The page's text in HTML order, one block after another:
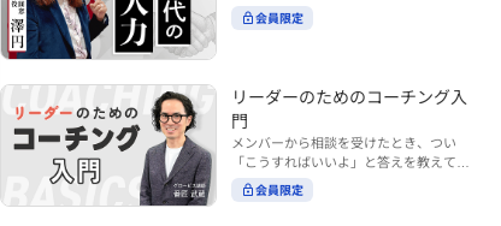
礎編（第1回〜3回）：リーダーやマネー
のリーダーシップや組織変革を中心に学
ぶコース ・機能別戦略編（第8回〜12
回）：AI時代における機能別での戦略の
あり方を中心に学ぶコース より実践的な
AIツールの活用法について学びたい方は
『AI WORK SHIFTシリーズ』をご視聴く
につけたい方 ※本動画は、制作時点の情
報に基づき作成したものです（2026年7
す。このコースでは、ソーシャルスタイ
し、自身のリーダーシップを発揮できる
ようになっていきます。 ※本動画は、制
作時点の情報に基づき作成したものです
（2024年12月制作）
い個としての力」“個人力”です。 本コー
スでは、澤円氏の著書『個人力』をもと
ーマは、「Being（ありたい自分）」を
中心に据え、自ら考え（Think）、変化
し（Transform）、協働する（Collabor
ate）ことで、自分らしい価値を発揮し
ていくこと。 リスキリングやAI活用が叫
ばれる今こそ、スキルより先に“自分の
軸”を問うことが重要です。 あなたは何
会員限定
リーダーのためのコーチング入
門
メンバーから相談を受けたとき、つい
「こうすればいいよ」と答えを教えてし
まう。 あるいは、「自分で考えてほし
い」と思うあまり、すべて任せきりにし
会員限定